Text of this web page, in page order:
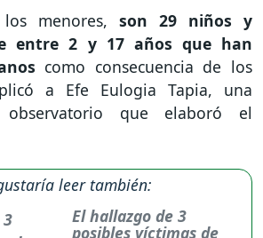
menores, son 29 niños y
entre 2 y 17 años que han
como consecuencia de los
a Efe Eulogia Tapia, una
que elaboró el
leer también:
El hallazgo de 3
posibles víctimas de